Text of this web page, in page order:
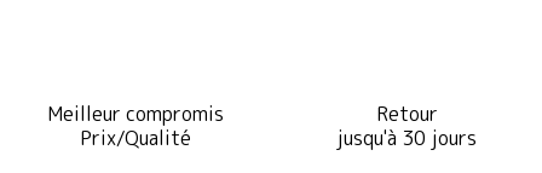
Meilleur compromis
Prix/Qualité
Retour
jusqu'à 30 jours